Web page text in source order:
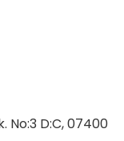
No:3 D:C, 07400